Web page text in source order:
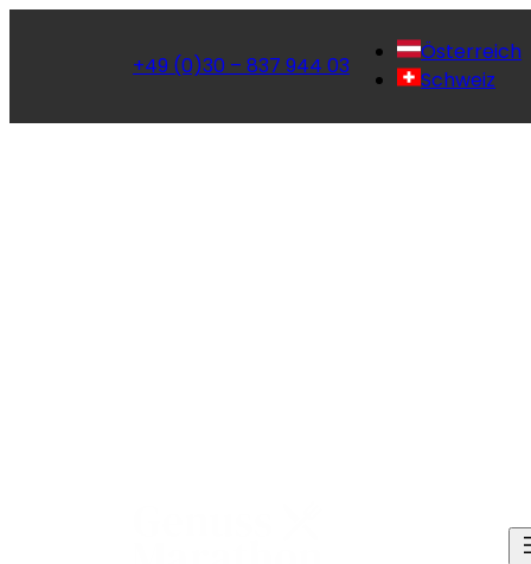
+49 (0)30 – 837 944 03
Österreich
Schweiz